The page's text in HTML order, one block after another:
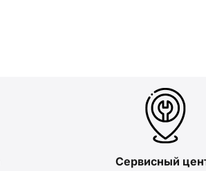
Сервисный